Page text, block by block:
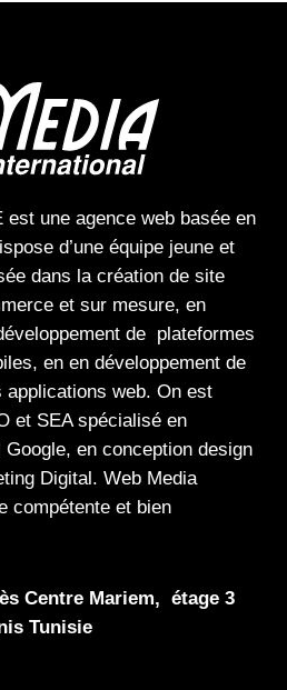
est une agence webbasée en
d’une équipe jeune et
dans la création de site
et sur mesure, en
de plateformes
, en en développement de
applications web. On est
et SEAspécialisé en
Google, en conception design
Digital. Web Media
compétente et bien
Centre Mariem, étage 3
Tunisie